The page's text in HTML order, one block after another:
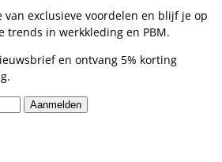
exclusieve voordelen en blijf je op
trends in werkkleding en PBM.
en ontvang 5% korting